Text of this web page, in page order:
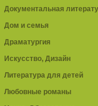
Документальная
Дом и семья
Драматургия
Искусство, Дизайн
Литература для детей
Любовные романы